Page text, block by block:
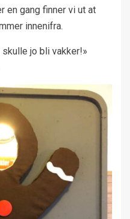
en gang finner vi ut at
innenifra.
jo bli vakker!»